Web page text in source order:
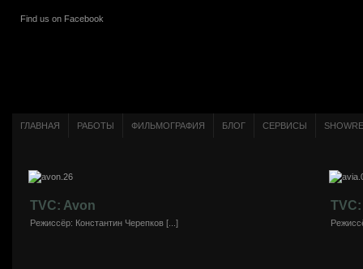
Find us on Facebook
ГЛАВНАЯ РАБОТЫ ФИЛЬМОГРАФИЯ БЛОГ СЕРВИСЫ
TVC: Avon
Режиссёр: Константин Черепков [...]